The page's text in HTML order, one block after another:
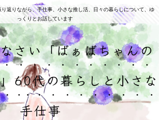
り返りながら、手仕事、小さな推し活、日々の暮らしについて、ゆ
っくりとお話しています
さい「ばぁばちゃんの
60代の暮らしと小さな
手仕事